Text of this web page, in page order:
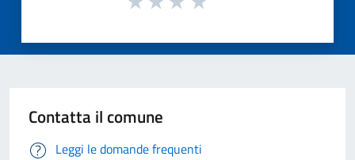
Contatta il comune
Leggi le domande frequenti